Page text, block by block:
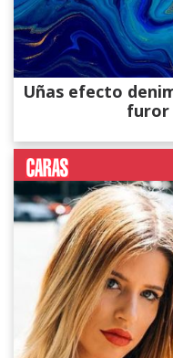
Uñas efecto
furor